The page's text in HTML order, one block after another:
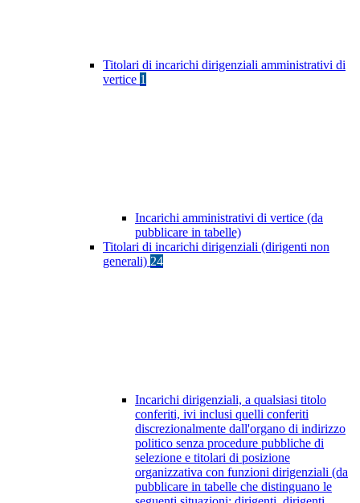
Titolari di incarichi dirigenziali amministrativi di
vertice 1
Incarichi amministrativi di vertice (da
pubblicare in tabelle)
Titolari di incarichi dirigenziali (dirigenti non
generali) 24
Incarichi dirigenziali, a qualsiasi titolo
conferiti, ivi inclusi quelli conferiti
discrezionalmente dall'organo di indirizzo
politico senza procedure pubbliche di
selezione e titolari di posizione
organizzativa con funzioni dirigenziali (da
pubblicare in tabelle che distinguano le